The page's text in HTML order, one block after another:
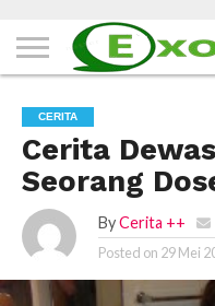
CERITA
Cerita
Seorang
By Cerita ++
Posted on 29 Mei